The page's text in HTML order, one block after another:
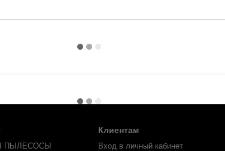
ПЫЛЕСОСЫ
Клиентам
Вход в личный кабинет